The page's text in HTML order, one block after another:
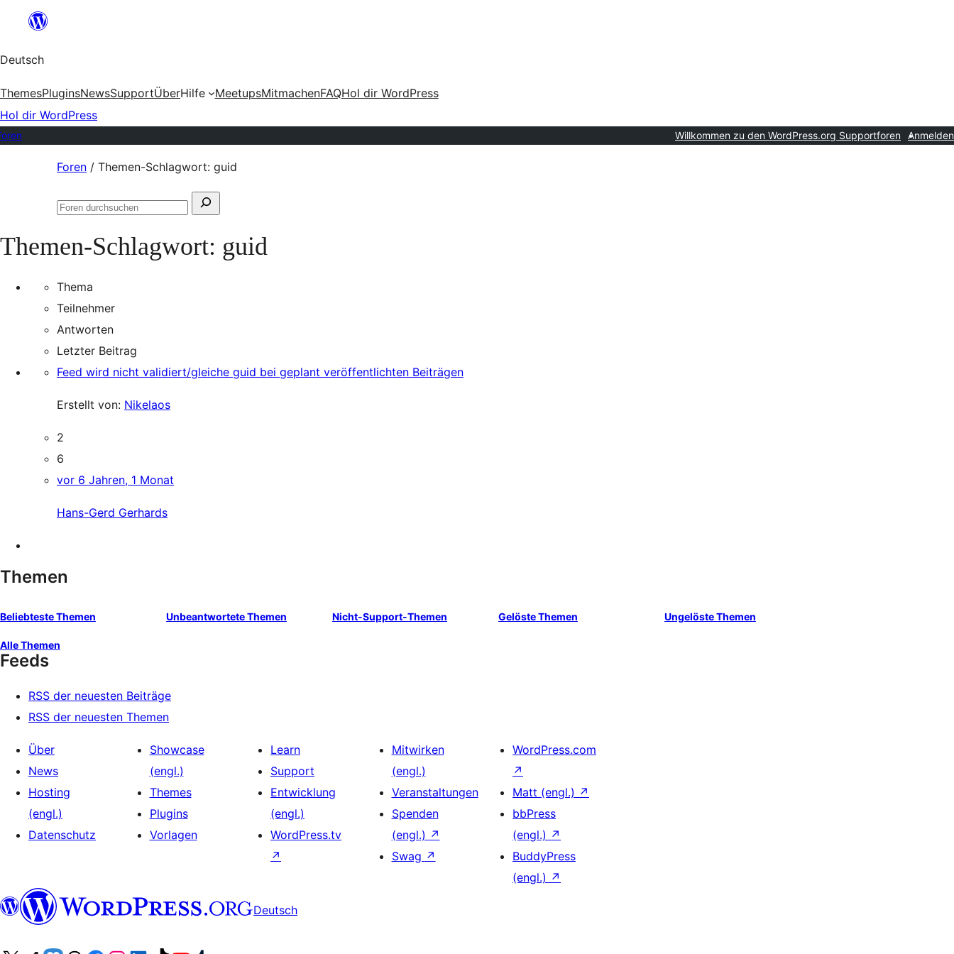
springen
Deutsch
ThemesPluginsNewsSupportÜberHilfe MeetupsMitmachenFAQHol dir WordPress
Hol dir WordPress
Willkommen zu den WordPress.org Supportforen Anmelden
Foren / Themen-Schlagwort: guid
Suchen
Foren
Themen-Schlagwort: guid
Thema
Teilnehmer
Antworten
Letzter Beitrag
Feed wird nicht validiert/gleiche guid bei geplant veröffentlichten Beiträgen
Erstellt von: Nikelaos
2
6
vor 6 Jahren, 1 Monat
Hans-Gerd Gerhards
Themen
Beliebteste Themen Unbeantwortete Themen Nicht-Support-Themen Gelöste Themen Ungelöste Themen
Alle Themen
Feeds
RSS der neuesten Beiträge
RSS der neuesten Themen
Über
News
Hosting
(engl.)
Datenschutz
Showcase
(engl.)
Themes
Plugins
Vorlagen
Learn
Support
Entwicklung
(engl.)
WordPress.tv
↗
Mitwirken
(engl.)
Veranstaltungen
Spenden
(engl.) ↗
Swag ↗
WordPress.com
↗
Matt (engl.) ↗
bbPress
(engl.) ↗
BuddyPress
(engl.) ↗
Deutsch